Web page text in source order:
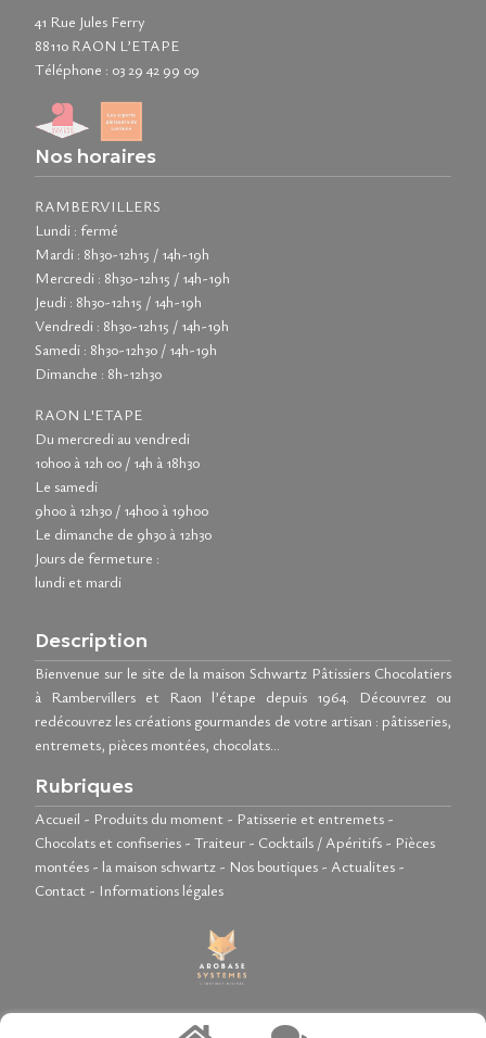
41 Rue Jules Ferry
88110 RAON L’ETAPE
Téléphone : 03 29 42 99 09
Nos horaires
RAMBERVILLERS
Lundi : fermé
Mardi : 8h30-12h15 / 14h-19h
Mercredi : 8h30-12h15 / 14h-19h
Jeudi : 8h30-12h15 / 14h-19h
Vendredi : 8h30-12h15 / 14h-19h
Samedi : 8h30-12h30 / 14h-19h
Dimanche : 8h-12h30
RAON L'ETAPE
Du mercredi au vendredi
10h00 à 12h 00 / 14h à 18h30
Le samedi
9h00 à 12h30 / 14h00 à 19h00
Le dimanche de 9h30 à 12h30
Jours de fermeture :
lundi et mardi
Description
Bienvenue sur le site de la maison Schwartz Pâtissiers Chocolatiers
à Rambervillers et Raon l’étape depuis 1964. Découvrez ou
redécouvrez les créations gourmandes de votre artisan : pâtisseries,
entremets, pièces montées, chocolats…
Rubriques
Accueil - Produits du moment - Patisserie et entremets -
Chocolats et confiseries - Traiteur - Cocktails / Apéritifs - Pièces
montées - la maison schwartz - Nos boutiques - Actualites -
Contact - Informations légales